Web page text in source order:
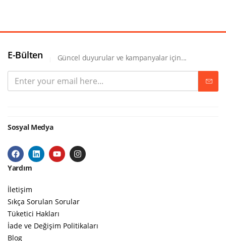
E-Bülten Güncel duyurular ve kampanyalar için...
Sosyal Medya
Yardım
İletişim
Sıkça Sorulan Sorular
Tüketici Hakları
İade ve Değişim Politikaları
Blog